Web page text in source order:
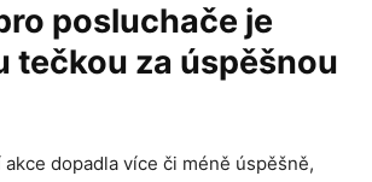
posluchače je
tečkou za úspěšnou
dopadla více či méně úspěšně,